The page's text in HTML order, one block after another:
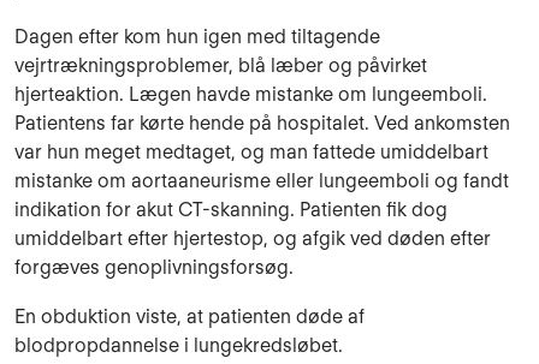
Dagen efter kom hun igen med tiltagende
vejrtrækningsproblemer, blå læber og påvirket
hjerteaktion. Lægen havde mistanke om lungeemboli.
Patientens far kørte hende på hospitalet. Ved ankomsten
var hun meget medtaget, og man fattede umiddelbart
mistanke om aortaaneurisme eller lungeemboli og fandt
indikation for akut CT-skanning. Patienten fik dog
umiddelbart efter hjertestop, og afgik ved døden efter
forgæves genoplivningsforsøg.
En obduktion viste, at patienten døde af
blodpropdannelse i lungekredsløbet.